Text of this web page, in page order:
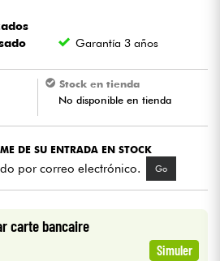
Garantía 3 años
Stock en tienda
No disponible en tienda
DE SU ENTRADA EN STOCK
por correo electrónico. Go
carte bancaire
Simuler